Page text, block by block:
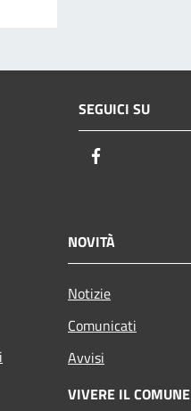
SEGUICI SU
NOVITÀ
Notizie
Comunicati
Avvisi
VIVERE IL COMUNE